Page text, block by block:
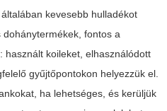
kevesebb hulladékot
fontos a
használt koileket, elhasználódott
gyűjtőpontokon helyezzük el.
ha lehetséges, és kerüljük